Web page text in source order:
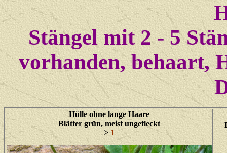
Stängel mit 2 - 5
vorhanden, behaart,
Hülle ohne lange Haare
Blätter grün, meist ungefleckt
> 1